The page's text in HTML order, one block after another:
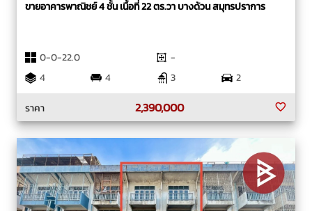
ขายอาคารพาณิชย์ 4 ชั้น เนื้อที่ 22 ตร.วา บางด้วน สมุทรปราการ
0-0-22.0
-
4
4 3
2
ราคา
2,390,000